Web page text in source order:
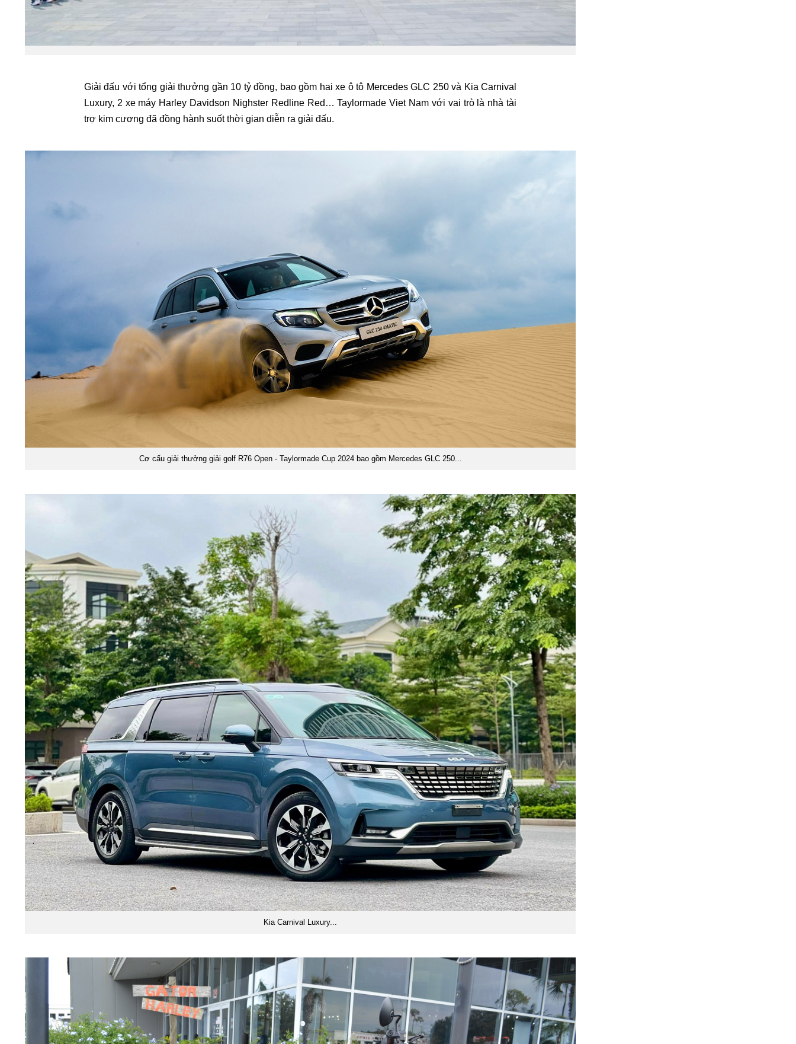
Giải đấu với tổng giải thưởng gần 10 tỷ đồng, bao gồm hai xe ô tô Mercedes GLC 250 và Kia Carnival
Luxury, 2 xe máy Harley Davidson Nighster Redline Red… Taylormade Viet Nam với vai trò là nhà tài
trợ kim cương đã đồng hành suốt thời gian diễn ra giải đấu.
Cơ cấu giải thưởng giải golf R76 Open - Taylormade Cup 2024 bao gồm Mercedes GLC 250...
Kia Carnival Luxury...